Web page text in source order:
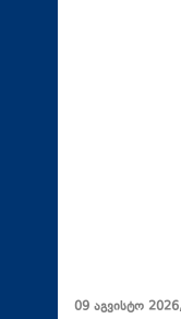
09 აგვისტო 2026,